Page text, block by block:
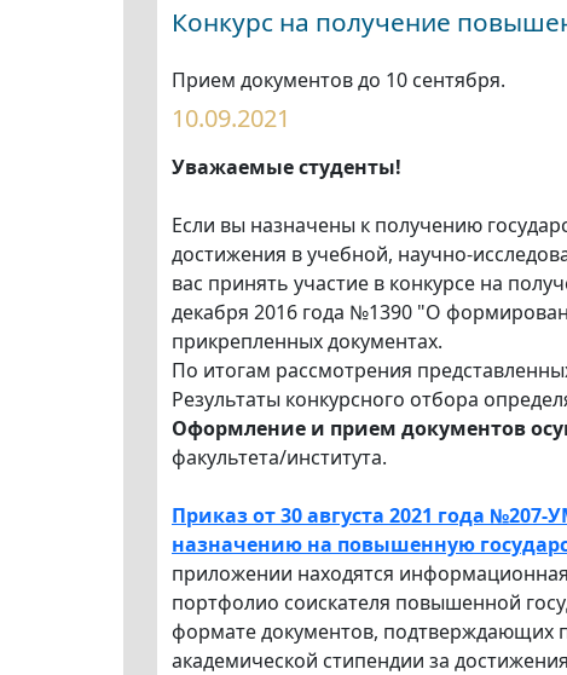
Конкурс на получение
Прием документов до 10 сентября.
10.09.2021
Уважаемые студенты!
Если вы назначены к получению
достижения в учебной, научно-
вас принять участие в конкурсе на
декабря 2016 года №1390 "О
прикрепленных документах.
По итогам рассмотрения
Результаты конкурсного отбора
Оформление и прием документов
факультета/института.
Приказ от 30 августа 2021 года
назначению на повышенную
приложении находятся
портфолио соискателя повышенной
формате документов, подтверждающих
академической стипендии за